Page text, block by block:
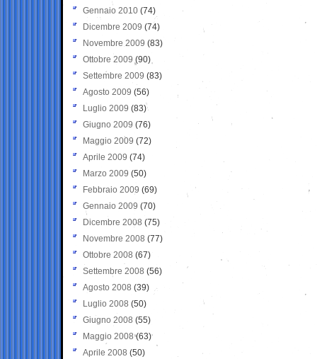
Gennaio 2010 (74)
Dicembre 2009 (74)
Novembre 2009 (83)
Ottobre 2009 (90)
Settembre 2009 (83)
Agosto 2009 (56)
Luglio 2009 (83)
Giugno 2009 (76)
Maggio 2009 (72)
Aprile 2009 (74)
Marzo 2009 (50)
Febbraio 2009 (69)
Gennaio 2009 (70)
Dicembre 2008 (75)
Novembre 2008 (77)
Ottobre 2008 (67)
Settembre 2008 (56)
Agosto 2008 (39)
Luglio 2008 (50)
Giugno 2008 (55)
Maggio 2008(63)
Aprile 2008 (50)